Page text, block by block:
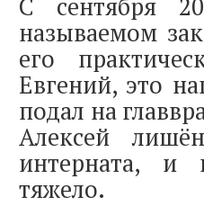
С сентября
называемом
его
Евгений, это
подал на
Алексей
интерната, и
тяжело.